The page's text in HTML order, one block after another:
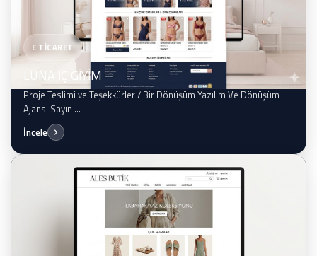
E TİCARET
LUNA İÇ GİYİM
Proje Teslimi ve Teşekkürler / Bir Dönüşüm Yazılım Ve Dönüşüm
Ajansı Sayın ...
İncele